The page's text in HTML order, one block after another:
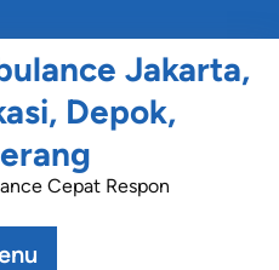
Jakarta,
Depok,
Cepat Respon